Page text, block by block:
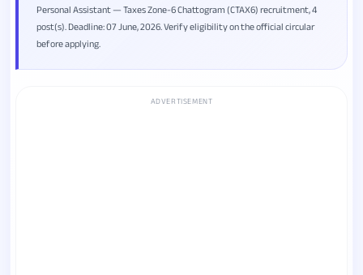
Personal Assistant — Taxes Zone-6 Chattogram (CTAX6) recruitment, 4
post(s). Deadline: 07 June, 2026. Verify eligibility on the official circular
before applying.
ADVERTISEMENT